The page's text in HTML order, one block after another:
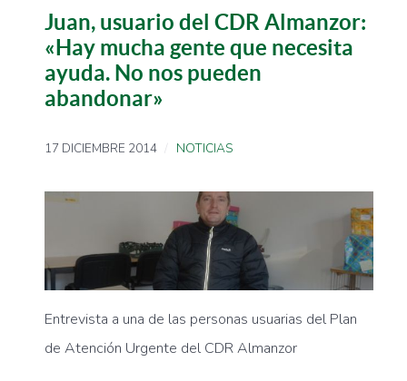
Juan, usuario del CDR Almanzor:
«Hay mucha gente que necesita
ayuda. No nos pueden
abandonar»
17 DICIEMBRE 2014 NOTICIAS
Entrevista a una de las personas usuarias del Plan
de Atención Urgente del CDR Almanzor